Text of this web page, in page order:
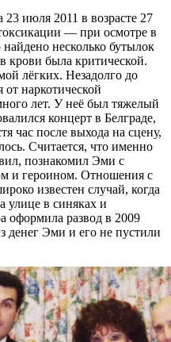
июля 2011 в возрасте 27
— при осмотре в
несколько бутылок
крови была критической.
лёгких. Незадолго до
наркотической
лет. У неё был тяжелый
концерт в Белграде,
час после выхода на сцену,
Считается, что именно
познакомил Эми с
и героином. Отношения с
известен случай, когда
улице в синяках и
оформила развод в 2009
денег Эми и его не пустили